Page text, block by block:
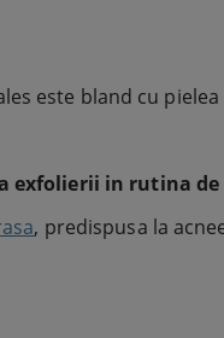
este bland cu pielea
exfolierii in rutina
, predispusa la